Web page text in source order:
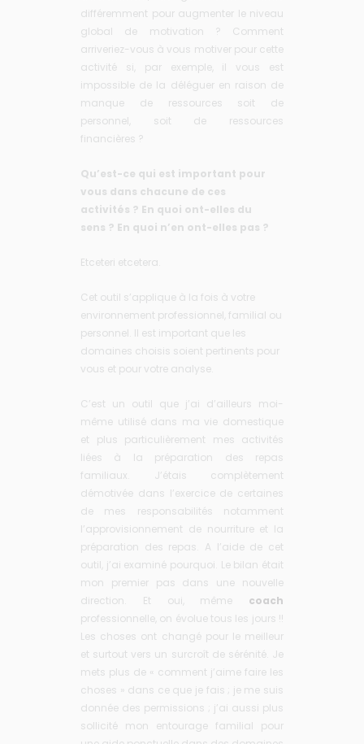
différemment pour augmenter le niveau
global de motivation ? Comment
arriveriez-vous à vous motiver pour cette
activité si, par exemple, il vous est
impossible de la déléguer en raison de
manque de ressources soit de
personnel, soit de ressources
financières ?
Qu’est-ce qui est important pour
vous dans chacune de ces
activités ? En quoi ont-elles du
sens ? En quoi n’en ont-elles pas ?
Etceteri etcetera.
Cet outil s’applique à la fois à votre
environnement professionnel, familial ou
personnel. Il est important que les
domaines choisis soient pertinents pour
vous et pour votre analyse.
C’est un outil que j’ai d’ailleurs moi-
même utilisé dans ma vie domestique
et plus particulièrement mes activités
liées à la préparation des repas
familiaux. J’étais complètement
démotivée dans l’exercice de certaines
de mes responsabilités notamment
l’approvisionnement de nourriture et la
préparation des repas. A l’aide de cet
outil, j’ai examiné pourquoi. Le bilan était
mon premier pas dans une nouvelle
direction. Et oui, même coach
professionnelle, on évolue tous les jours !!
Les choses ont changé pour le meilleur
et surtout vers un surcroît de sérénité. Je
mets plus de « comment j’aime faire les
choses » dans ce que je fais ; je me suis
donnée des permissions ; j’ai aussi plus
sollicité mon entourage familial pour